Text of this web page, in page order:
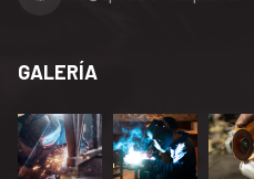
GALERÍA